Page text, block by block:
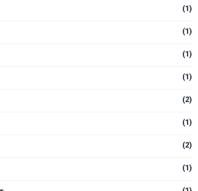
(1)
(1)
(1)
(1)
(2)
(1)
(2)
(1)